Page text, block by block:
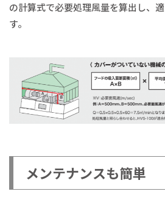
の計算式で必要処理風量を算出し、
す。
メンテナンスも簡単